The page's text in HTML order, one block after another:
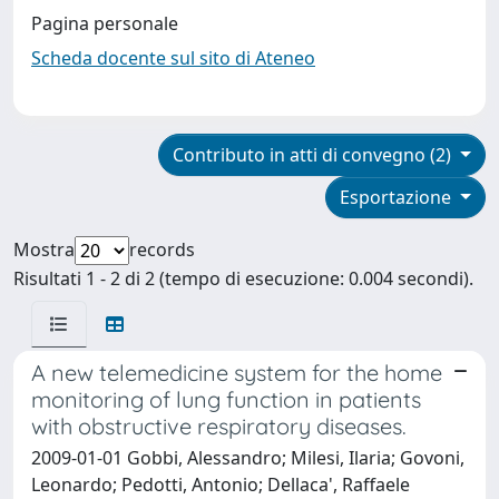
Pagina personale
Scheda docente sul sito di Ateneo
Contributo in atti di convegno (2)
Esportazione
Mostra
records
Risultati 1 - 2 di 2 (tempo di esecuzione: 0.004 secondi).
A new telemedicine system for the home
monitoring of lung function in patients
with obstructive respiratory diseases.
2009-01-01 Gobbi, Alessandro; Milesi, Ilaria; Govoni,
Leonardo; Pedotti, Antonio; Dellaca', Raffaele